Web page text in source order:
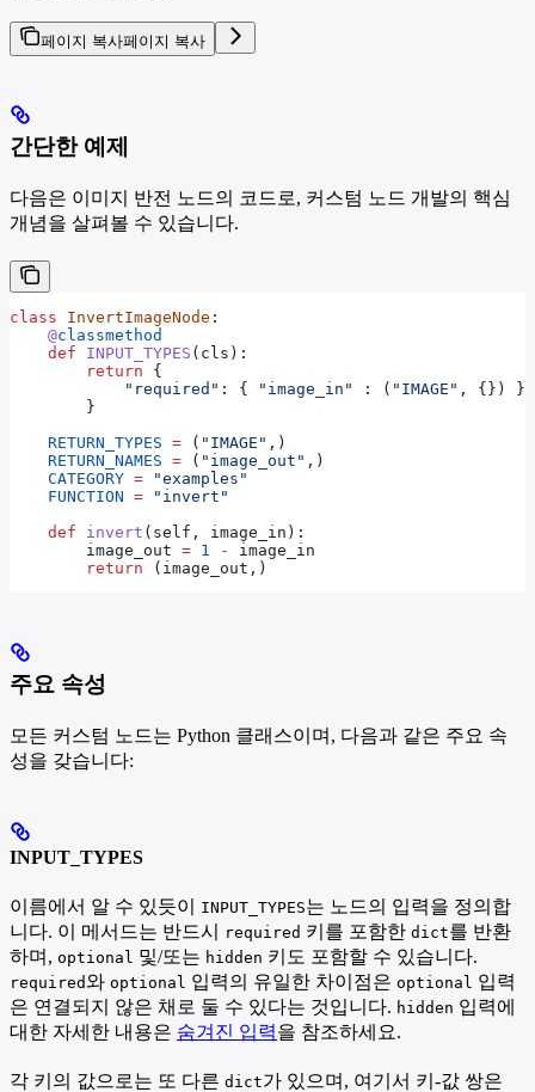
페이지 복사페이지 복사
간단한 예제
다음은 이미지 반전 노드의 코드로, 커스텀 노드 개발의 핵심
개념을 살펴볼 수 있습니다.
class InvertImageNode :
    @
classmethod
    def
INPUT_TYPES ( cls ):
        return
{
            "required"
: { "image_in" : ( "IMAGE" , {}) },
        }
    RETURN_TYPES
= ( "IMAGE" ,)
    RETURN_NAMES
= ( "image_out" ,)
    CATEGORY
= "examples"
    FUNCTION
= "invert"
    def
invert ( self , image_in ):
        image_out
= 1 -
image_in
        return
(image_out,)
주요 속성
모든 커스텀 노드는 Python 클래스이며, 다음과 같은 주요 속
성을 갖습니다:
INPUT_TYPES
이름에서 알 수 있듯이 INPUT_TYPES는 노드의 입력을 정의합
니다. 이 메서드는 반드시
required 키를 포함한 dict를 반환
하며, optional 및/또는 hidden 키도 포함할 수 있습니다.
required와 optional 입력의 유일한 차이점은 optional 입력
은 연결되지 않은 채로 둘 수 있다는 것입니다. hidden 입력에
대한 자세한 내용은 숨겨진 입력을 참조하세요.
각 키의 값으로는 또 다른 dict가 있으며, 여기서 키-값 쌍은